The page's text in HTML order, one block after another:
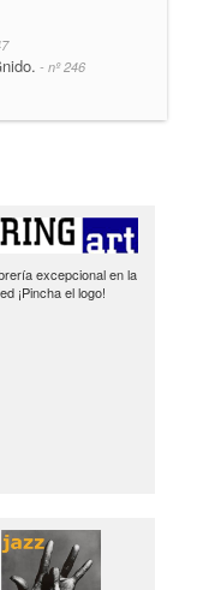
- nº 246
excepcional en la
¡Pincha el logo!